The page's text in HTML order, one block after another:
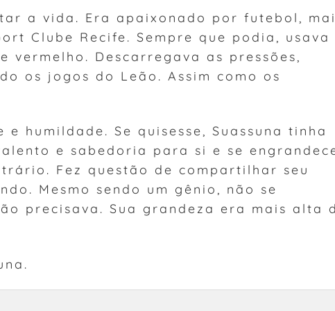
a vida. Era apaixonado por futebol,
Clube Recife. Sempre que podia, usava
vermelho. Descarregava as pressões,
os jogos do Leão. Assim como os
e humildade. Se quisesse, Suassuna tinha
e sabedoria para si e se
Fez questão de compartilhar seu
Mesmo sendo um gênio, não se
precisava. Sua grandeza era mais alta